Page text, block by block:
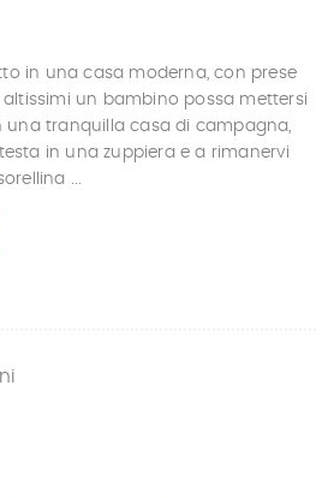
in una casa moderna, con prese
altissimi un bambino possa mettersi
una tranquilla casa di campagna,
in una zuppiera e a rimanervi
...